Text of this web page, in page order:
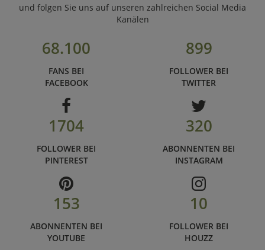
und folgen Sie uns auf unseren zahlreichen Social Media
Kanälen
68.100
FANS BEI
FACEBOOK
899
FOLLOWER BEI
TWITTER
1704
FOLLOWER BEI
PINTEREST
320
ABONNENTEN BEI
INSTAGRAM
153
ABONNENTEN BEI
YOUTUBE
10
FOLLOWER BEI
HOUZZ